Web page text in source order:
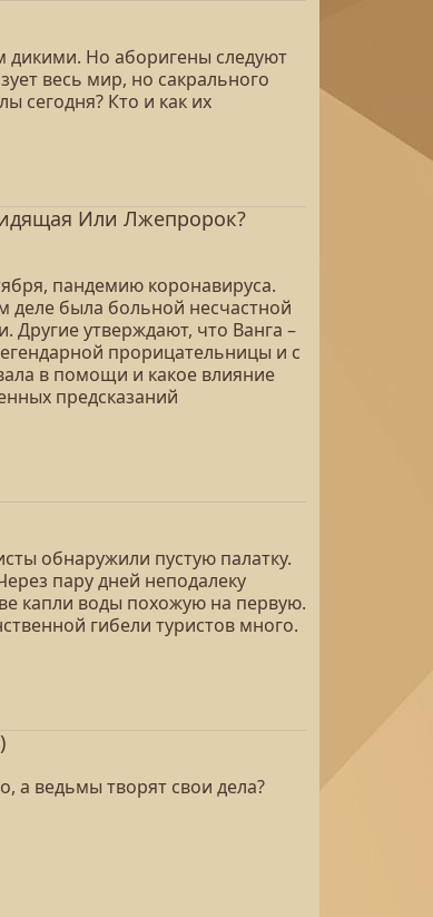
Но аборигены следуют
весь мир, но сакрального
сегодня? Кто и как их
Или Лжепророк?
пандемию коронавируса.
деле была больной несчастной
утверждают, что Ванга –
прорицательницы и с
в помощи и какое влияние
предсказаний
обнаружили пустую палатку.
пару дней неподалеку
капли воды похожую на первую.
гибели туристов много.
а ведьмы творят свои дела?